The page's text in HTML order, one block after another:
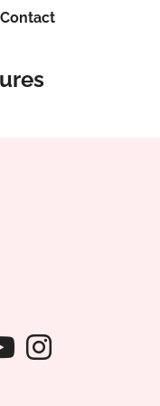
Contact
van
van